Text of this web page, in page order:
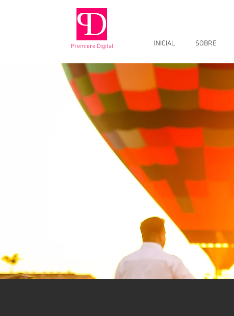
Premiere Digital INICIAL SOBRE